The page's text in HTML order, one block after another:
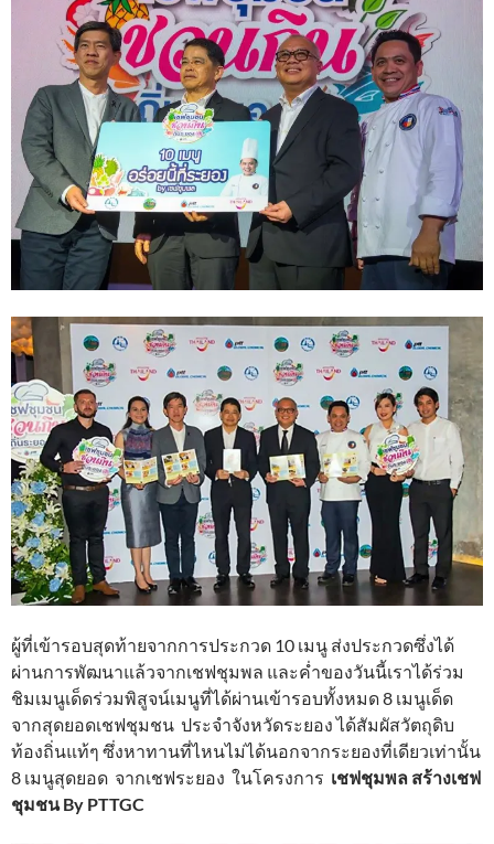
ผู้ที่เข้ารอบสุดท้ายจากการประกวด 10 เมนู ส่งประกวดซึ่งได้
ผ่านการพัฒนาแล้วจากเชฟชุมพล และค่ำของวันนี้เราได้ร่วม
ชิมเมนูเด็ดร่วมพิสูจน์เมนูที่ได้ผ่านเข้ารอบทั้งหมด 8 เมนูเด็ด
จากสุดยอดเชฟชุมชน ประจำจังหวัดระยอง ได้สัมผัสวัตถุดิบ
ท้องถิ่นแท้ๆ ซึ่งหาทานที่ไหนไม่ได้นอกจากระยองที่เดียวเท่านั้น
8 เมนูสุดยอด จากเชฟระยอง ในโครงการ เชฟชุมพล สร้างเชฟ
ชุมชน By PTTGC